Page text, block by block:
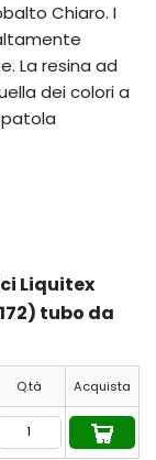
Chiaro. I
La resina ad
dei colori a
Liquitex
tubo da
Q.tà Acquista